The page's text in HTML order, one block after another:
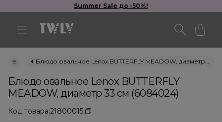
Summer Sale до -50%!
Блюдо овальное Lenox BUTTERFLY MEADOW, диаметр 33 см (6084024)
Блюдо овальное Lenox BUTTERFLY
MEADOW, диаметр 33 см (6084024)
Код товара:21800015